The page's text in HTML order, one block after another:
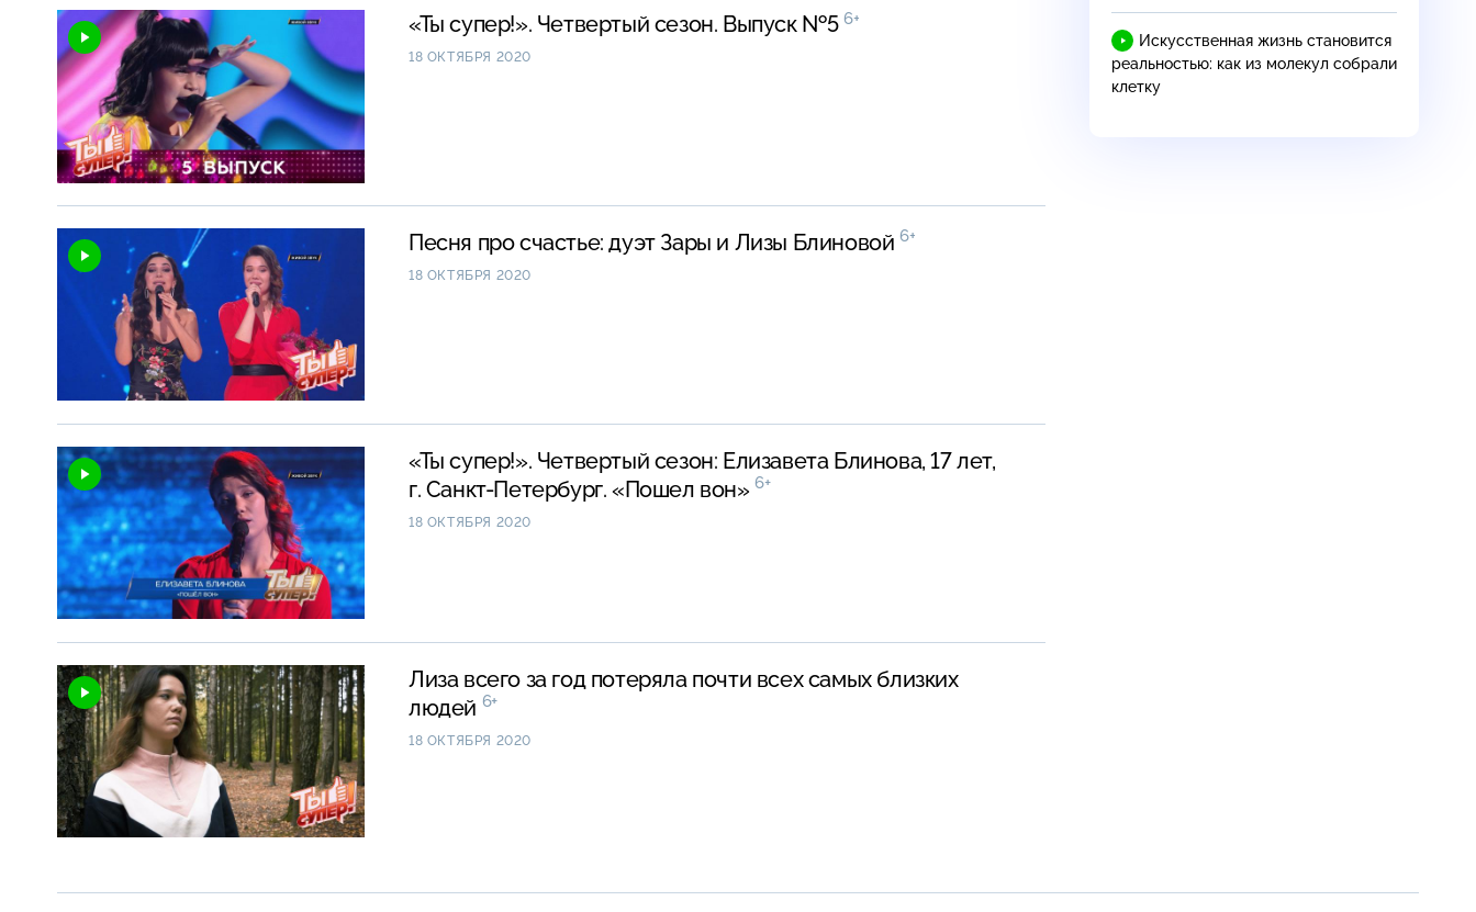
«Ты супер!». Четвертый сезон. Выпуск №5 6+
18 ОКТЯБРЯ 2020
Песня про счастье: дуэт Зары и Лизы Блиновой 6+
18 ОКТЯБРЯ 2020
«Ты супер!». Четвертый сезон: Елизавета Блинова, 17 лет,
г. Санкт-Петербург. «Пошел вон»6+
18 ОКТЯБРЯ 2020
Лиза всего за год потеряла почти всех самых близких
людей 6+
18 ОКТЯБРЯ 2020
Искусственная жизнь становится
реальностью: как из молекул собрали
клетку